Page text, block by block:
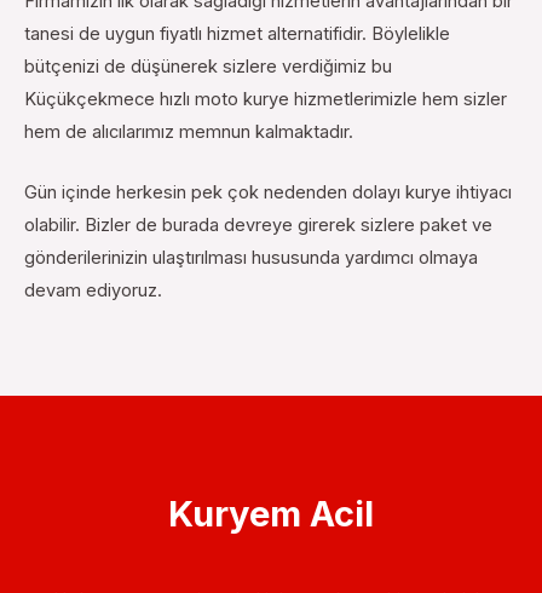
tanesi de uygun fiyatlı hizmet alternatifidir. Böylelikle
bütçenizi de düşünerek sizlere verdiğimiz bu
Küçükçekmece hızlı moto kurye hizmetlerimizle hem sizler
hem de alıcılarımız memnun kalmaktadır.
Gün içinde herkesin pek çok nedenden dolayı kurye ihtiyacı
olabilir. Bizler de burada devreye girerek sizlere paket ve
gönderilerinizin ulaştırılması hususunda yardımcı olmaya
devam ediyoruz.
Kuryem Acil